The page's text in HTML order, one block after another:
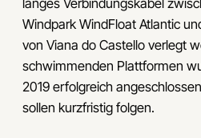
langes Verbindungskabel
Windpark WindFloat Atlantic
von Viana do Castello verlegt
schwimmenden Plattformen
2019 erfolgreich
sollen kurzfristig folgen.